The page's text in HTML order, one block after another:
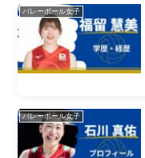
バレーボール女子
バレーボール女子